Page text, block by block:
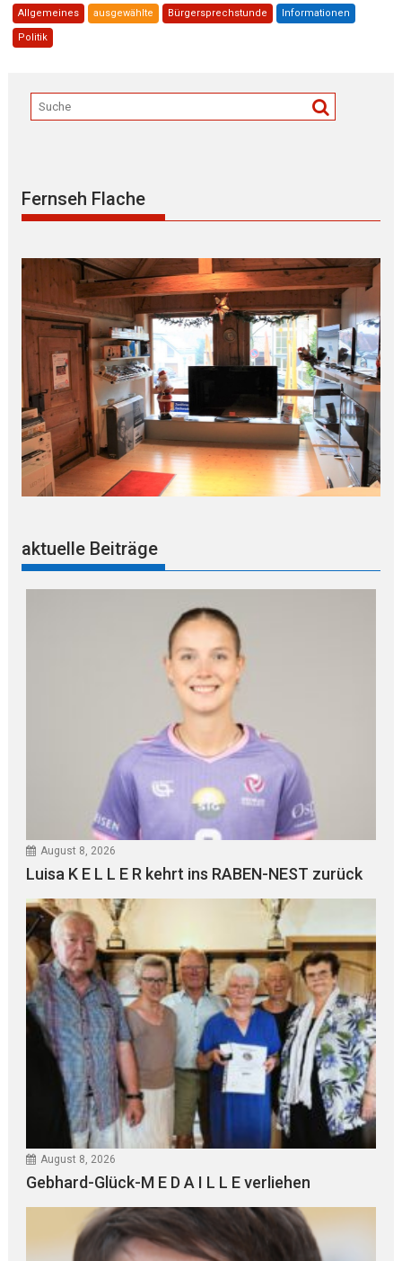
Allgemeines ausgewählte Bürgersprechstunde Informationen
Politik
Fernseh Flache
aktuelle Beiträge
August 8, 2026
Luisa K E L L E R kehrt ins RABEN-NEST zurück
August 8, 2026
Gebhard-Glück-M E D A I L L E verliehen